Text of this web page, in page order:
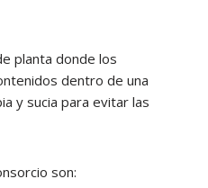
planta donde los
dentro de una
y sucia para evitar las
son: